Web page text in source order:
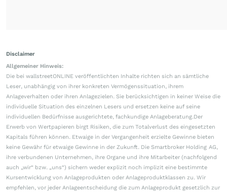
Disclaimer
Allgemeiner Hinweis:
Die bei wallstreetONLINE veröffentlichten Inhalte richten sich an sämtliche
Leser, unabhängig von ihrer konkreten Vermögenssituation, ihrem
Anlageverhalten oder ihren Anlagezielen. Sie berücksichtigen in keiner Weise die
individuelle Situation des einzelnen Lesers und ersetzen keine auf seine
individuellen Bedürfnisse ausgerichtete, fachkundige Anlageberatung.Der
Erwerb von Wertpapieren birgt Risiken, die zum Totalverlust des eingesetzten
Kapitals führen können. Etwaige in der Vergangenheit erzielte Gewinne bieten
keine Gewähr für etwaige Gewinne in der Zukunft. Die Smartbroker Holding AG,
ihre verbundenen Unternehmen, ihre Organe und ihre Mitarbeiter (nachfolgend
auch „wir“ bzw. „uns“) sichern weder explizit noch implizit eine bestimmte
Kursentwicklung von Anlageprodukten oder Anlageproduktklassen zu. Wir
empfehlen, vor jeder Anlageentscheidung die zum Anlageprodukt gesetzlich zur